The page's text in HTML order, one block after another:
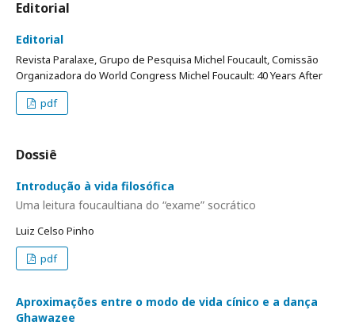
Editorial
Editorial
Revista Paralaxe, Grupo de Pesquisa Michel Foucault, Comissão
Organizadora do World Congress Michel Foucault: 40 Years After
pdf
Dossiê
Introdução à vida filosófica
Uma leitura foucaultiana do “exame” socrático
Luiz Celso Pinho
pdf
Aproximações entre o modo de vida cínico e a dança
Ghawazee